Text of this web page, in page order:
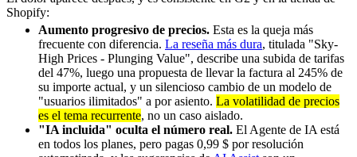
Shopify:
Aumento progresivo de precios. Esta es la queja más
frecuente con diferencia. La reseña más dura, titulada "Sky-
High Prices - Plunging Value", describe una subida de tarifas
del 47%, luego una propuesta de llevar la factura al 245% de
su importe actual, y un silencioso cambio de un modelo de
"usuarios ilimitados" a por asiento. La volatilidad de precios
es el tema recurrente, no un caso aislado.
"IA incluida" oculta el número real. El Agente de IA está
en todos los planes, pero pagas 0,99 $ por resolución